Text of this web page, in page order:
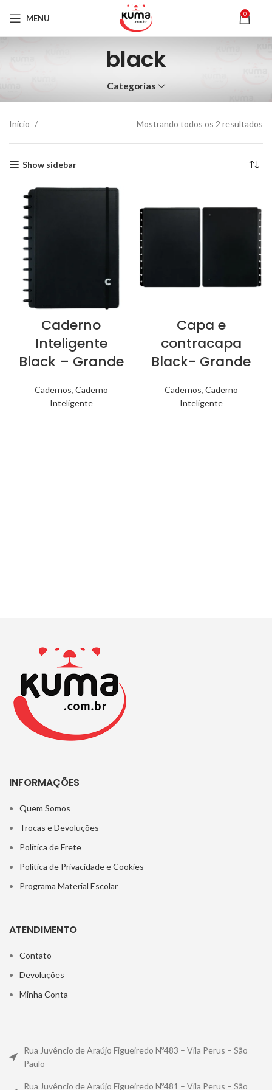
MENU 0
black
Categorias
Início Mostrando todos os 2 resultados
Show sidebar
Caderno
Inteligente
Black – Grande
Cadernos, Caderno
Inteligente
Capa e
contracapa
Black- Grande
Cadernos, Caderno
Inteligente
INFORMAÇÕES
Quem Somos
Trocas e Devoluções
Política de Frete
Política de Privacidade e Cookies
Programa Material Escolar
ATENDIMENTO
Contato
Devoluções
Minha Conta
Rua Juvêncio de Araújo Figueiredo Nº483 – Vila Perus – São
Paulo
Rua Juvêncio de Araújo Figueiredo Nº481 – Vila Perus – São